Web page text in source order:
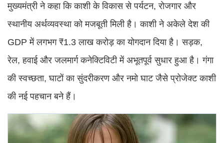
मुख्यमंत्री ने कहा कि काशी के विकास से पर्यटन, रोजगार और
स्थानीय अर्थव्यवस्था को मजबूती मिली है। काशी ने अकेले देश की
GDP में लगभग ₹1.3 लाख करोड़ का योगदान दिया है। सड़क,
रेल, हवाई और जलमार्ग कनेक्टिविटी में अभूतपूर्व सुधार हुआ है। गंगा
की स्वच्छता, घाटों का सुंदरीकरण और नमो घाट जैसे प्रोजेक्ट काशी
की नई पहचान बने हैं।